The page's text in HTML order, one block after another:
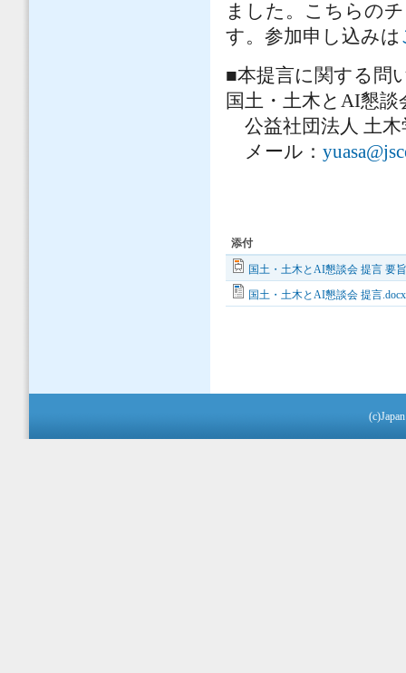
ました。こちらの
す。参加申し込みは
■本提言に関する問
国土・土木とAI懇談
公益社団法人 土木
メール：
添付
国土・土木とAI懇談会 提言 要
国土・土木とAI懇談会 提言.docx